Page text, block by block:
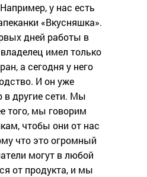
у нас есть
«Вкусняшка».
дней работы в
имел только
а сегодня у него
И он уже
в другие сети. Мы
того, мы говорим
чтобы они от нас
что это огромный
могут в любой
от продукта, и мы